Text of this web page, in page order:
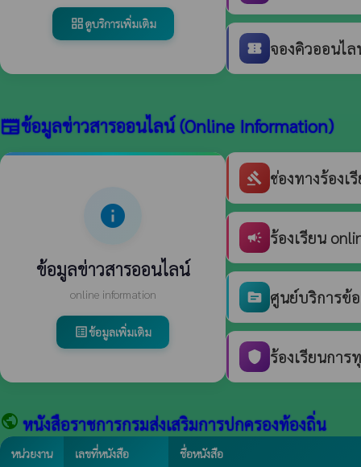
grid_viewดูบริการเพิ่มเติม
confirmation_number จองคิวออนไ
newspaperข้อมูลข่าวสารออนไลน์ (Online Information)
info
ข้อมูลข่าวสารออนไลน์
online information
list_altข้อมูลเพิ่มเติม
gavel ช่องทางร้อง
campaign ร้องเรียน
source ศูนย์บริการข้
shield ร้องเรียนกา
public หนังสือราชการกรมส่งเสริมการปกครองท้องถิ่น
หน่วยงาน เลขที่หนังสือ ชื่อหนังสือ